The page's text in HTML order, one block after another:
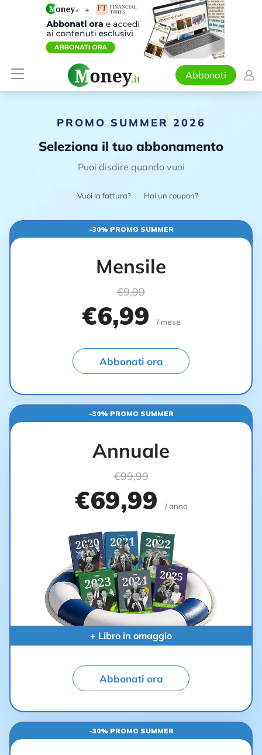
Abbonati
PROMO SUMMER 2026
Seleziona il tuo abbonamento
Puoi disdire quando vuoi
Vuoi la fattura? Hai un coupon?
-30% PROMO SUMMER
Mensile
€9,99
€6,99 / mese
Abbonati ora
-30% PROMO SUMMER
Annuale
€99,99
€69,99 / anno
+ Libro in omaggio
Abbonati ora
-30% PROMO SUMMER